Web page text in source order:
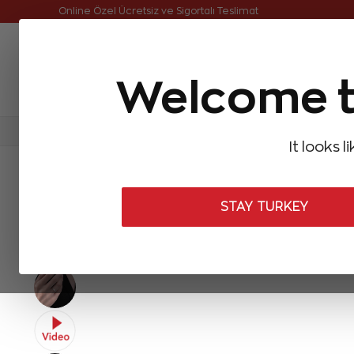
Welcome
It looks
STAY TURKEY
Online Özel Ücretsiz ve Sigortalı Teslimat
Aynı Gün Kargo Çok Satanlar